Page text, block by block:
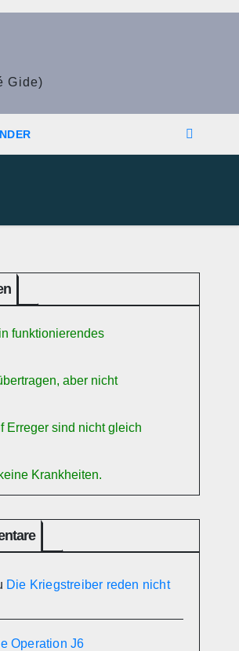
Gide)
funktionierendes
aber nicht
Erreger sind nicht gleich
Krankheiten.
Die Kriegstreiber reden nicht
Operation J6